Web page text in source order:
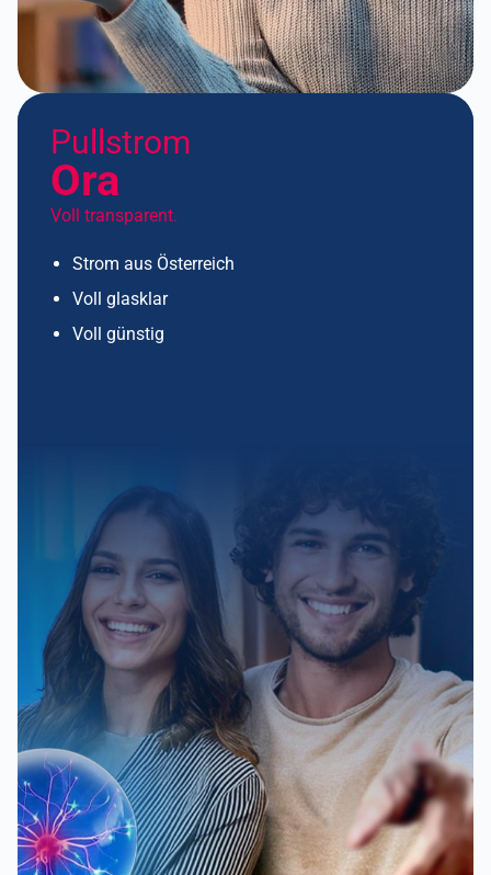
Pullstrom
Ora
Voll transparent.
Strom aus Österreich
Voll glasklar
Voll günstig